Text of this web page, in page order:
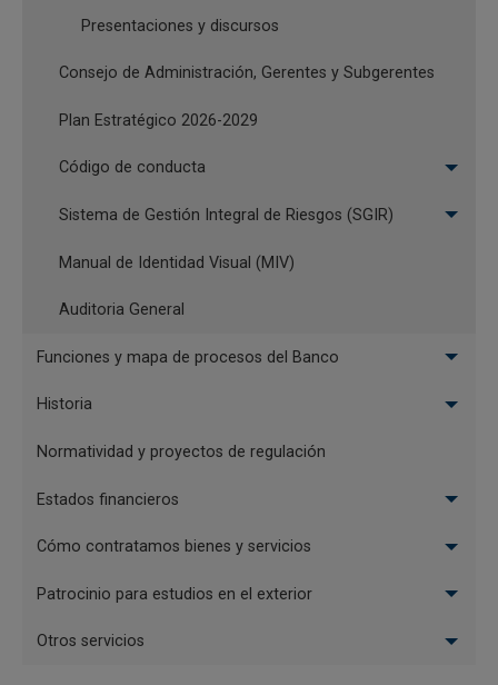
en 75 puntos básicos (pbs) la tasa
12%
La Junta Directiva del Banco de la
(pbs) la tasa de interés de política
la tasa de interés de política
05/05/2026 16:50
abril de 2026
Página actual
1 Última página
Último »
Presentaciones y discursos
Consejo de Administración, Gerentes y Subgerentes
Plan Estratégico 2026-2029
Código de conducta
Sistema de Gestión Integral de Riesgos (SGIR)
Manual de Identidad Visual (MIV)
Auditoria General
Funciones y mapa de procesos del Banco
Historia
Normatividad y proyectos de regulación
Estados financieros
Cómo contratamos bienes y servicios
Patrocinio para estudios en el exterior
Otros servicios